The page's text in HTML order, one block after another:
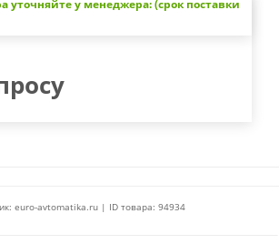
уточняйте у менеджера: (срок поставки
euro-avtomatika.ru | ID товара: 94934